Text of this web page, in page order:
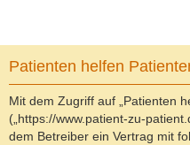
Patienten helfen
Mit dem Zugriff auf „Patienten
(„https://www.patient-zu-
dem Betreiber ein Vertrag mit